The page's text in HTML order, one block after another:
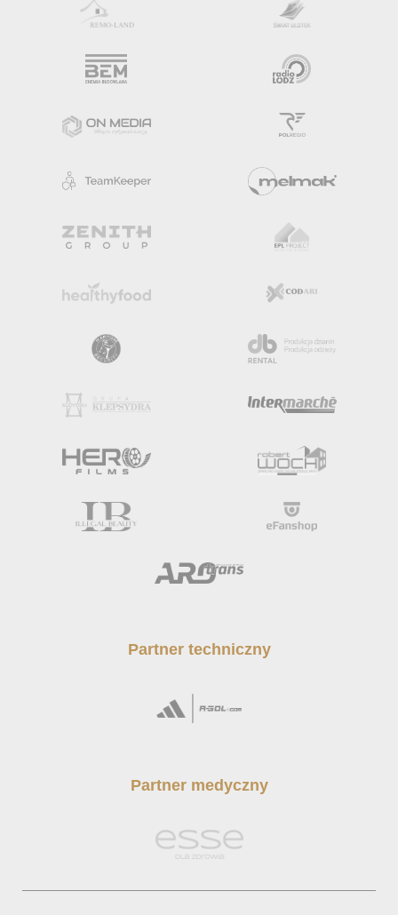
Partner techniczny
Partner medyczny